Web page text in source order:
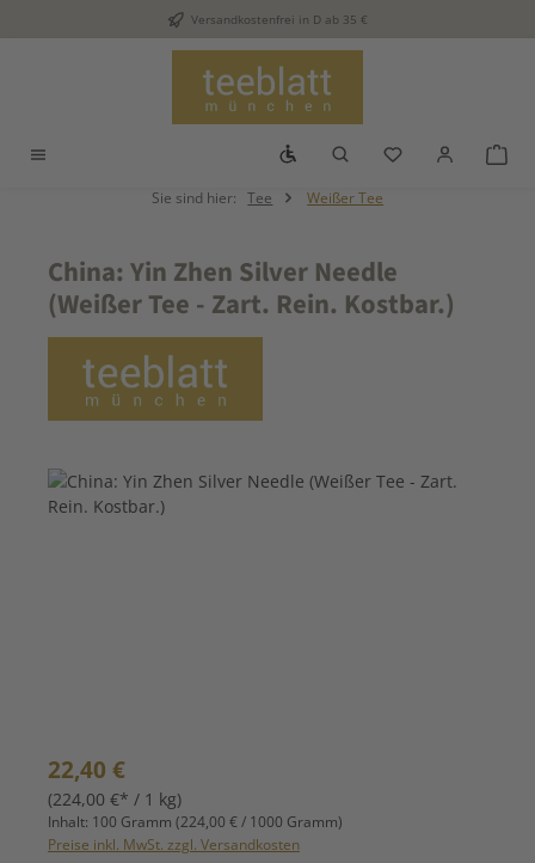
Zum Hauptinhalt springenVersandkostenfrei in D ab 35 €
Werkzeugleiste anzeigen
Du hast 0
Sie sind hier: Tee Weißer Tee
China: Yin Zhen Silver Needle
(Weißer Tee - Zart. Rein. Kostbar.)
Bildergalerie überspringen
Regulärer Preis:
22,40 €
(224,00 €* / 1 kg)
Inhalt: 100 Gramm (224,00 € / 1000 Gramm)
Preise inkl. MwSt. zzgl. Versandkosten